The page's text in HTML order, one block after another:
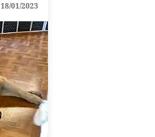
18/01/2023